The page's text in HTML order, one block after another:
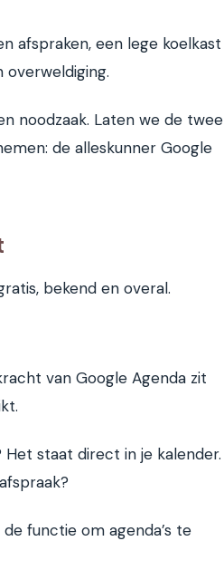
afspraken, een lege koelkast
noodzaak. Laten we de twee
de alleskunner Google
bekend en overal.
van Google Agenda zit
staat direct in je kalender.
functie om agenda’s te